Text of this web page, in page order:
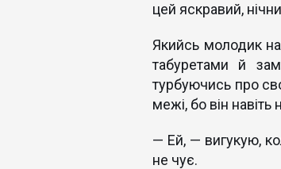
цей яскравий,
Якийсь молодик
табуретами й
турбуючись про
межі, бо він
— Ей, — вигукую,
не чує.